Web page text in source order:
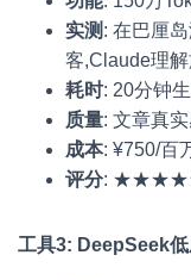
实测 : 在巴厘
客,Claude理
耗时: 20分钟
质量: 文章真
成本: ¥750/百
评分: ★★★★☆
工具3: DeepSeek